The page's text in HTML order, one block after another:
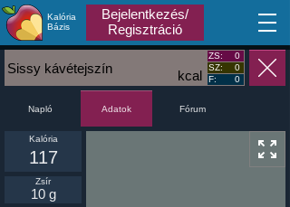
Kalória
Bázis
Bejelentkezés/
Regisztráció
MA
kcal
Sissy kávétejszín
ZS:
0
SZ:
0
F:
0
Napló Adatok Fórum
Kalória
117
Zsír
10 g